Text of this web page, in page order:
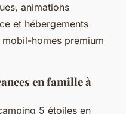
animations
et hébergements
homes premium
en famille à
5 étoiles en